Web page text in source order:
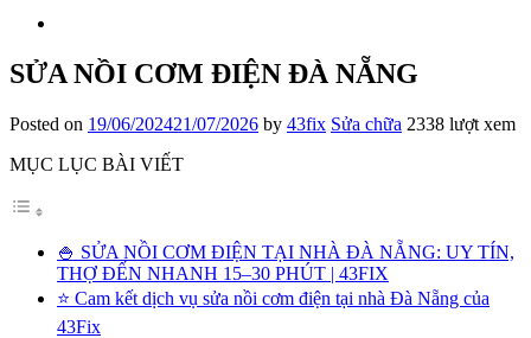
SỬA NỒI CƠM ĐIỆN ĐÀ NẴNG
Posted on 19/06/202421/07/2026 by 43fix Sửa chữa 2338 lượt xem
MỤC LỤC BÀI VIẾT
🍚 SỬA NỒI CƠM ĐIỆN TẠI NHÀ ĐÀ NẴNG: UY TÍN,
THỢ ĐẾN NHANH 15–30 PHÚT | 43FIX
⭐ Cam kết dịch vụ sửa nồi cơm điện tại nhà Đà Nẵng của
43Fix